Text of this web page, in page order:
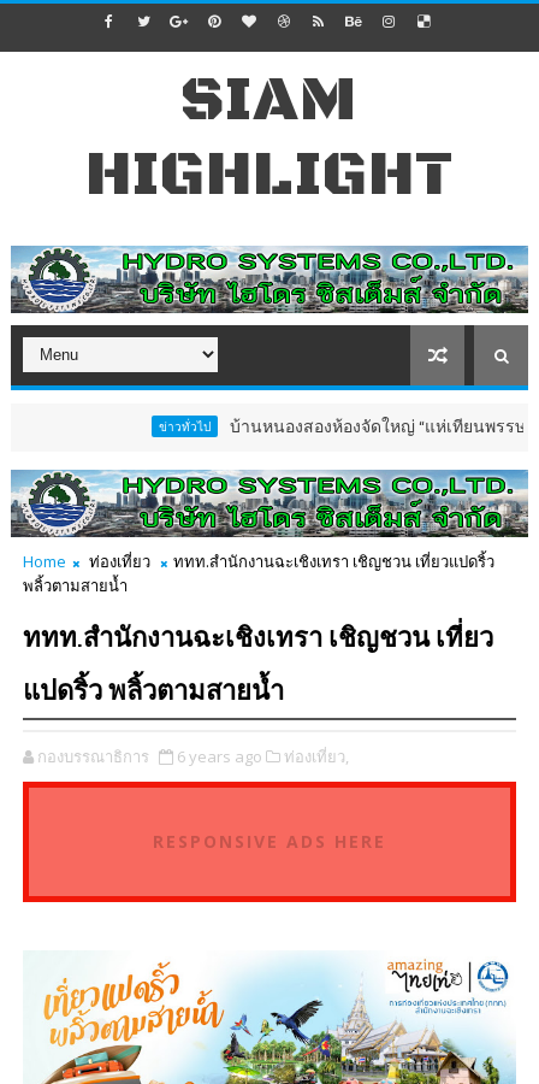
SIAM
HIGHLIGHT
บ้านหนองสองห้องจัดใหญ่ “แห่เทียนพรรษา–ผ้าป่าซา
Home ท่องเที่ยว
ททท.สำนักงานฉะเชิงเทรา เชิญชวน เที่ยวแปดริ้ว
พลิ้วตามสายน้ำ
ททท.สำนักงานฉะเชิงเทรา เชิญชวน เที่ยว
แปดริ้ว พลิ้วตามสายน้ำ
กองบรรณาธิการ 6 years ago ท่องเที่ยว,
RESPONSIVE ADS HERE